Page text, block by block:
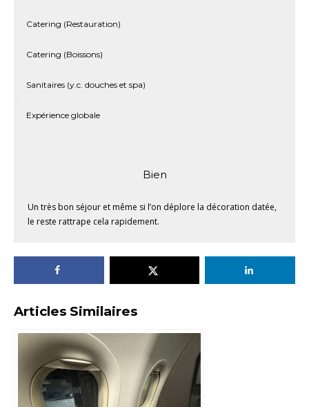
Catering (Restauration)
Catering (Boissons)
Sanitaires (y.c. douches et spa)
Expérience globale
Bien
Un très bon séjour et même si l’on déplore la décoration datée,
le reste rattrape cela rapidement.
Articles Similaires